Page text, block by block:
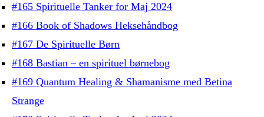
#165 Spirituelle Tanker for Maj 2024
#166 Book of Shadows Heksehåndbog
#167 De Spirituelle Børn
#168 Bastian – en spirituel børnebog
#169 Quantum Healing & Shamanisme med Betina
Strange